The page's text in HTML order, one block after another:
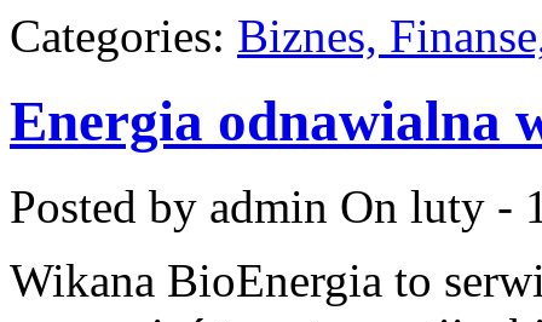
Categories: Biznes,
Energia odnawialna
Posted by admin On luty -
Wikana BioEnergia to